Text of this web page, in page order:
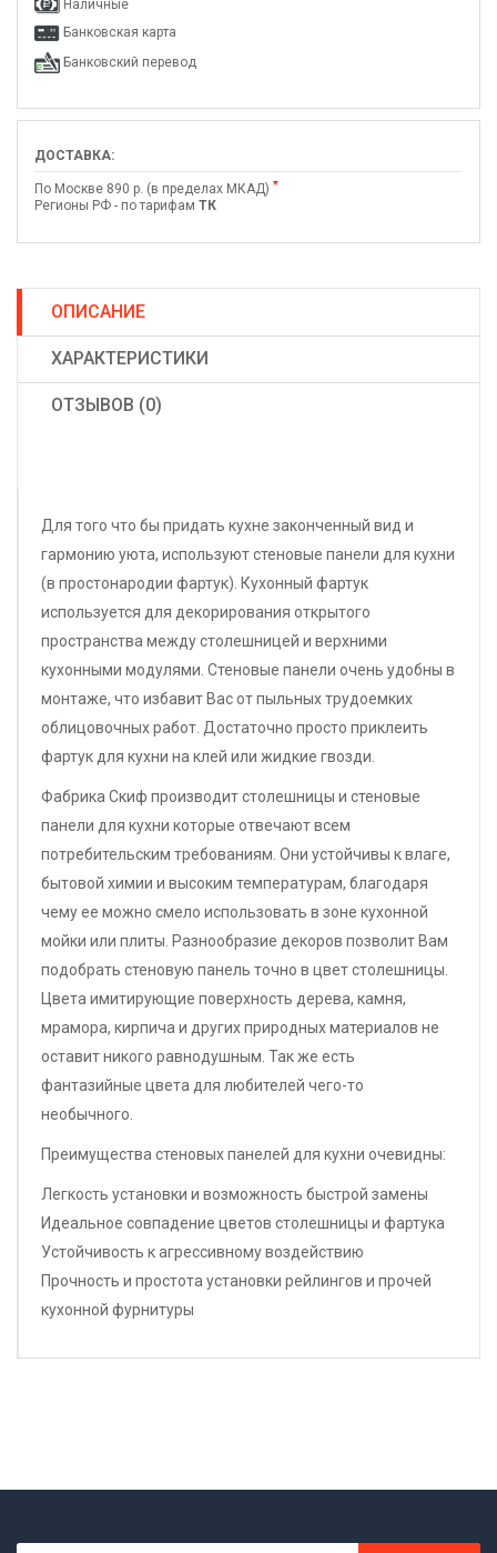
Наличные
Банковская карта
Банковский перевод
ДОСТАВКА:
По Москве 890 р. (в пределах МКАД) *
Регионы РФ - по тарифам ТК
ОПИСАНИЕ
ХАРАКТЕРИСТИКИ
ОТЗЫВОВ (0)
Для того что бы придать кухне законченный вид и
гармонию уюта, используют стеновые панели для кухни
(в простонародии фартук). Кухонный фартук
используется для декорирования открытого
пространства между столешницей и верхними
кухонными модулями. Стеновые панели очень удобны в
монтаже, что избавит Вас от пыльных трудоемких
облицовочных работ. Достаточно просто приклеить
фартук для кухни на клей или жидкие гвозди.
Фабрика Скиф производит столешницы и стеновые
панели для кухни которые отвечают всем
потребительским требованиям. Они устойчивы к влаге,
бытовой химии и высоким температурам, благодаря
чему ее можно смело использовать в зоне кухонной
мойки или плиты. Разнообразие декоров позволит Вам
подобрать стеновую панель точно в цвет столешницы.
Цвета имитирующие поверхность дерева, камня,
мрамора, кирпича и других природных материалов не
оставит никого равнодушным. Так же есть
фантазийные цвета для любителей чего-то
необычного.
Преимущества стеновых панелей для кухни очевидны:
Легкость установки и возможность быстрой замены
Идеальное совпадение цветов столешницы и фартука
Устойчивость к агрессивному воздействию
Прочность и простота установки рейлингов и прочей
кухонной фурнитуры